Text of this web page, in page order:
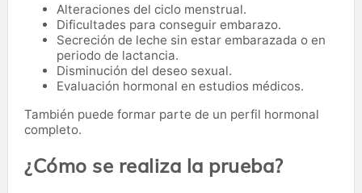
Alteraciones del ciclo menstrual.
Dificultades para conseguir embarazo.
Secreción de leche sin estar embarazada o en
periodo de lactancia.
Disminución del deseo sexual.
Evaluación hormonal en estudios médicos.
También puede formar parte de un perfil hormonal
completo.
¿Cómo se realiza la prueba?